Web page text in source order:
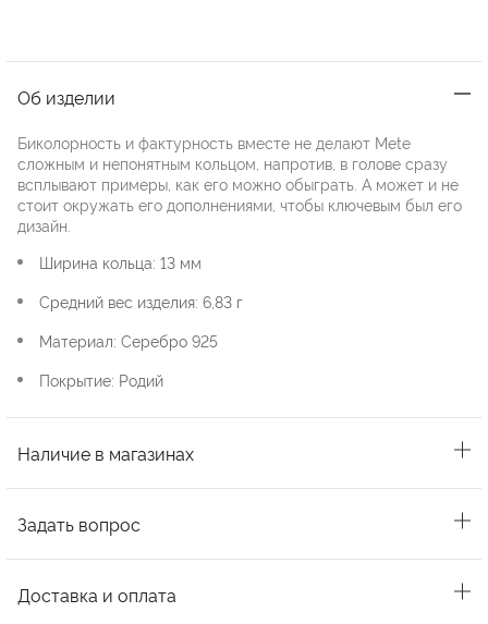
Об изделии
Биколорность и фактурность вместе не делают Mete
сложным и непонятным кольцом, напротив, в голове сразу
всплывают примеры, как его можно обыграть. А может и не
стоит окружать его дополнениями, чтобы ключевым был его
дизайн.
Ширина кольца: 13 мм
Средний вес изделия: 6,83 г
Материал: Серебро 925
Покрытие: Родий
Наличие в магазинах
Задать вопрос
Доставка и оплата